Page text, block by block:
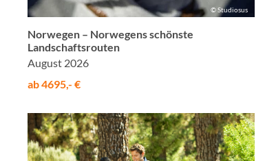
© Studiosus
Norwegen – Norwegens schönste
Landschaftsrouten
August 2026
ab 4695,- €